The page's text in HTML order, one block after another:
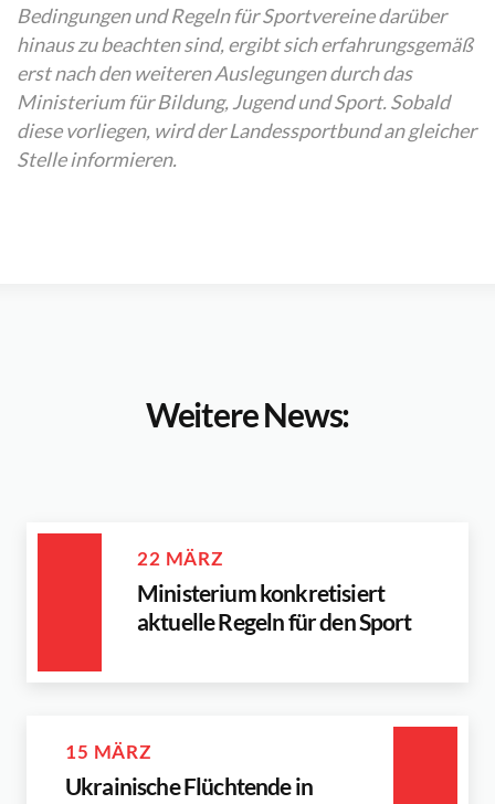
Bedingungen und Regeln für Sportvereine darüber
hinaus zu beachten sind, ergibt sich erfahrungsgemäß
erst nach den weiteren Auslegungen durch das
Ministerium für Bildung, Jugend und Sport. Sobald
diese vorliegen, wird der Landessportbund an gleicher
Stelle informieren.
Weitere News:
22 MÄRZ
Ministerium konkretisiert
aktuelle Regeln für den Sport
15 MÄRZ
Ukrainische Flüchtende in